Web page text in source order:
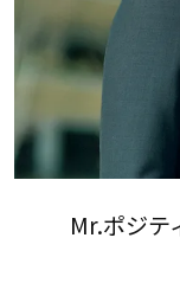
Mr.ポジテ